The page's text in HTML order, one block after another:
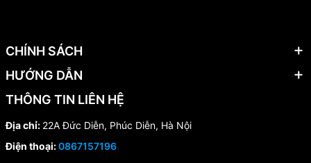
CHÍNH SÁCH
HƯỚNG DẪN
THÔNG TIN LIÊN HỆ
Địa chỉ: 22A Đức Diễn, Phúc Diễn, Hà Nội
Điện thoại:0867157196